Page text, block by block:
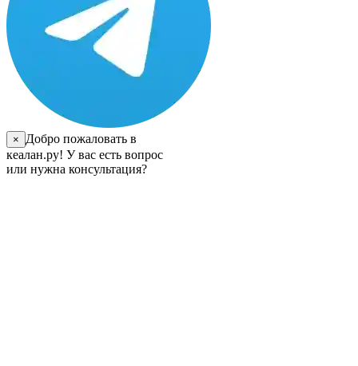
×
Добро пожаловать в
кеалан.ру! У вас есть вопрос
или нужна консультация?